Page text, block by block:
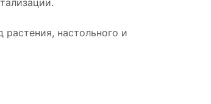
настольного и